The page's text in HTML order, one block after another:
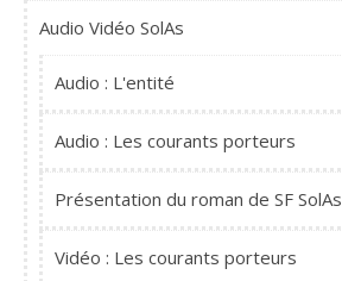
Audio Vidéo SolAs
Audio : L'entité
Audio : Les courants porteurs
Présentation du roman de SF SolAs
Vidéo : Les courants porteurs